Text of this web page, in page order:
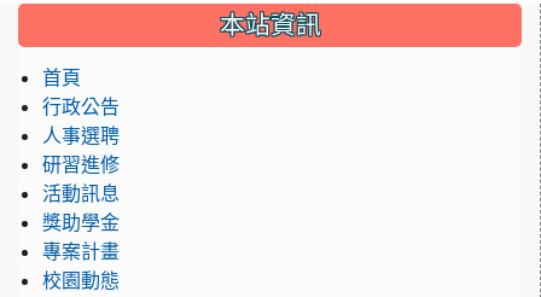
::: 本站資訊
首頁
行政公告
人事選聘
研習進修
活動訊息
獎助學金
專案計畫
校園動態